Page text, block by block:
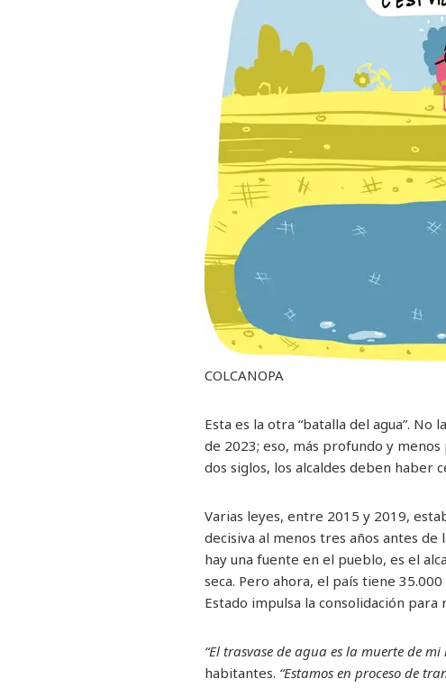
COLCANOPA
Esta es la otra “batalla del agua”.
de 2023; eso, más profundo y
dos siglos, los alcaldes deben haber
Varias leyes, entre 2015 y 2019,
decisiva al menos tres años antes
hay una fuente en el pueblo, es el
seca. Pero ahora, el país tiene
Estado impulsa la consolidación
“El trasvase de agua es la muerte de
habitantes. “Estamos en proceso de